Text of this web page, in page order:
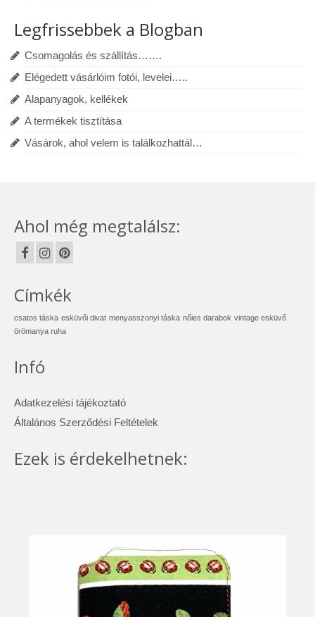
Legfrissebbek a Blogban
Csomagolás és szállítás…….
Elégedett vásárlóim fotói, levelei…..
Alapanyagok, kellékek
A termékek tisztítása
Vásárok, ahol velem is találkozhattál…
Ahol még megtalálsz:
Címkék
csatos táska esküvői divat menyasszonyi táska nőies darabok vintage esküvő
örömanya ruha
Infó
Adatkezelési tájékoztató
Általános Szerződési Feltételek
Ezek is érdekelhetnek: